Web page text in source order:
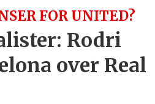
FOR UNITED?
Rodri
over Real